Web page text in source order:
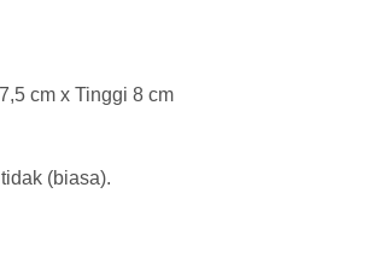
cm x Tinggi 8 cm
(biasa).